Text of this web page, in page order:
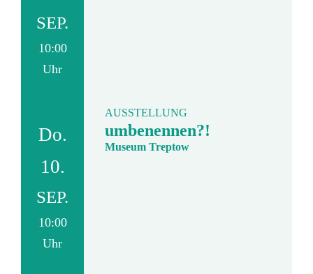
SEP.
10:00
Uhr
Do.
10.
SEP.
10:00
Uhr
AUSSTELLUNG
umbenennen?!
Museum Treptow